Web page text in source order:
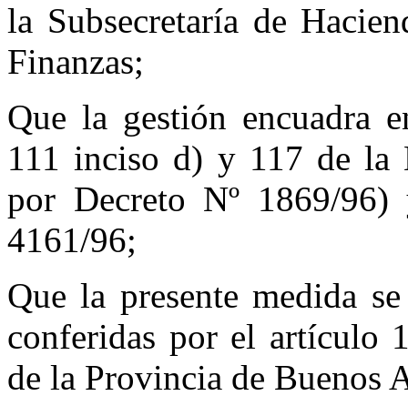
la Subsecretaría de
Finanzas;
Que la gestión encuadra
111 inciso d) y 117 de la
por Decreto Nº 1869/96)
4161/96;
Que la presente medida
conferidas por el artículo
de la Provincia de Buenos